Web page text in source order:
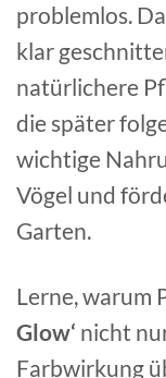
problemlos.
klar
natürlichere
die später
wichtige
Vögel und
Garten.
Lerne, warum
Glow‘ nicht
Farbwirkung